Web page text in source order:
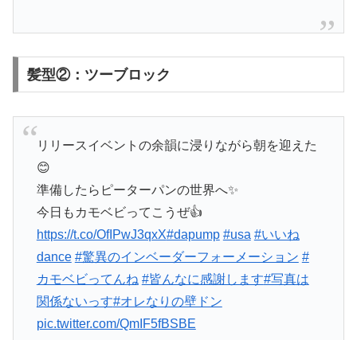
髪型②：ツーブロック
リリースイベントの余韻に浸りながら朝を迎えた
😊
準備したらピーターパンの世界へ✨
今日もカモベビってこうぜ👍
https://t.co/OfIPwJ3qxX#dapump #usa #いいね
dance #驚異のインベーダーフォーメーション #
カモベビってんね #皆んなに感謝します#写真は
関係ないっす#オレなりの壁ドン
pic.twitter.com/QmIF5fBSBE